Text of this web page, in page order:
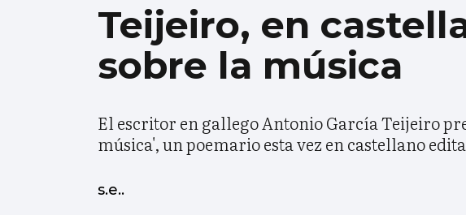
Teijeiro, en
sobre la música
El escritor en gallego Antonio García Teijeiro
música', un poemario esta vez en castellano
s.e..